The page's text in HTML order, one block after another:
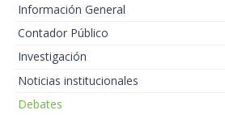
Información General
Contador Público
Investigación
Noticias institucionales
Debates